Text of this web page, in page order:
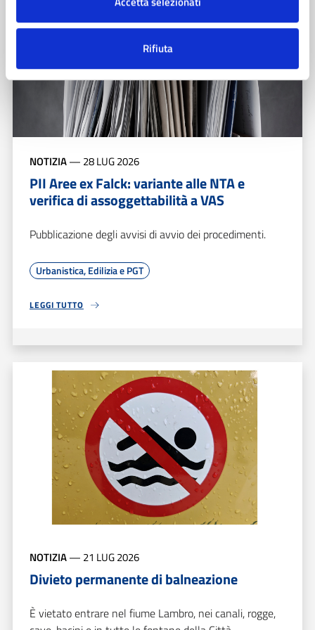
Rifiuta
NOTIZIA— 28 LUG 2026
PII Aree ex Falck: variante alle NTA e
verifica di assoggettabilità a VAS
Pubblicazione degli avvisi di avvio dei procedimenti.
Urbanistica, Edilizia e PGT
LEGGI TUTTO
NOTIZIA— 21 LUG 2026
Divieto permanente di balneazione
È vietato entrare nel fiume Lambro, nei canali, rogge,